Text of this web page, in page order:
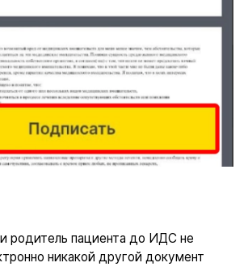
родитель пациента до ИДС не
никакой другой документ